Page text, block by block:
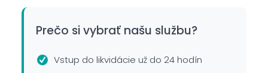
Prečo si vybrať našu službu?
Vstup do likvidácie už do 24 hodín